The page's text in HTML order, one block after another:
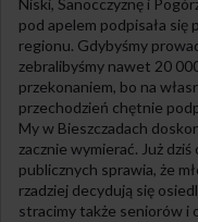
Niski, Sanocczyznę i
pod apelem podpisała
regionu. Gdybyśmy
zebralibyśmy nawet 20
przekonaniem, bo na
przechodzień chętnie
My w Bieszczadach
zacznie wymierać. Już
publicznych sprawia, że
rzadziej decydują się
stracimy także seniorów i